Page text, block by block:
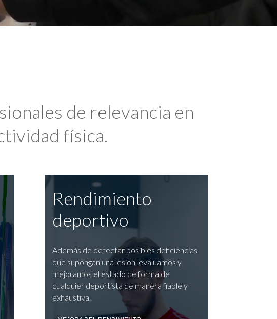
de relevancia en
física.
Rendimiento
deportivo
Además de detectar posibles deficiencias
que supongan una lesión, evaluamos y
mejoramos el estado de forma de
cualquier deportista de manera fiable y
exhaustiva.